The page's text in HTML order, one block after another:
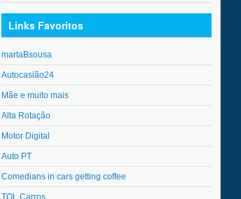
Links Favoritos
martaBsousa
Autocasião24
Mãe e muito mais
Alta Rotação
Motor Digital
Auto PT
Comedians in cars getting coffee
TOL Carros